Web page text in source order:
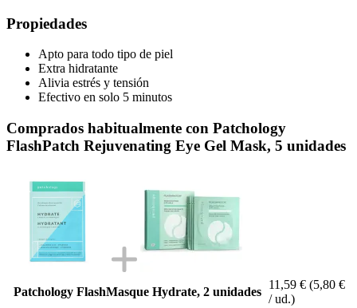
Propiedades
Apto para todo tipo de piel
Extra hidratante
Alivia estrés y tensión
Efectivo en solo 5 minutos
Comprados habitualmente con Patchology
FlashPatch Rejuvenating Eye Gel Mask, 5 unidades
Patchology FlashMasque Hydrate, 2 unidades
11,59 € (5,80 €
/ ud.)